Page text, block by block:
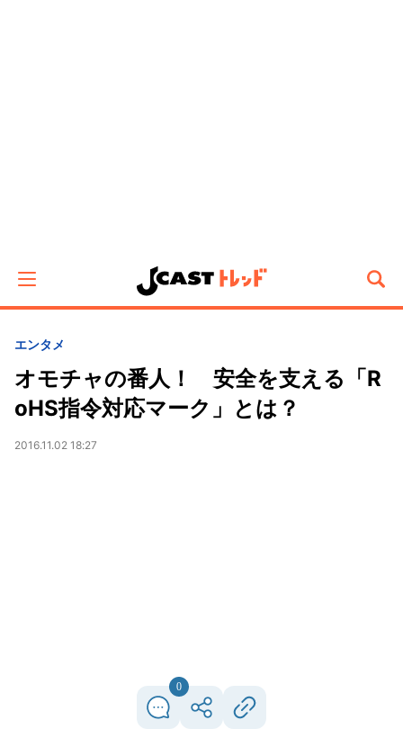
エンタメ
オモチャの番人！ 安全を支える「R
oHS指令対応マーク」とは？
2016.11.02 18:27
0